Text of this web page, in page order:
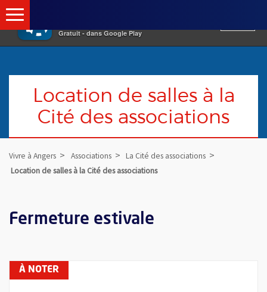
×
Gratuit - dans Google Play
Location de salles à la
Cité des associations
Vivre à Angers Associations
La Cité des associations
Location de salles à la Cité des associations
Fermeture estivale